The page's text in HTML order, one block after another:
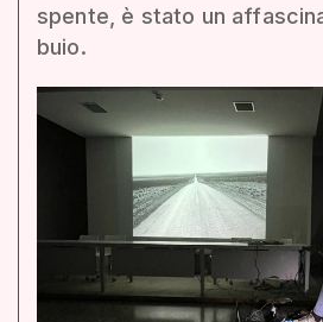
spente, è stato un
buio.